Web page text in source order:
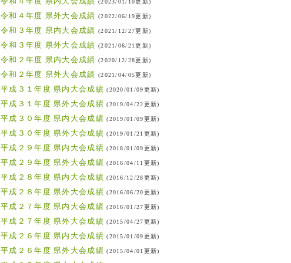
令和４年度 県外大会成績 (2022/06/19更新)
令和３年度 県内大会成績 (2021/12/27更新)
令和３年度 県外大会成績 (2021/06/21更新)
令和２年度 県内大会成績 (2020/12/28更新)
令和２年度 県外大会成績 (2021/04/05更新)
平成３１年度 県内大会成績 (2020/01/09更新)
平成３１年度 県外大会成績 (2019/04/22更新)
平成３０年度 県内大会成績 (2019/01/09更新)
平成３０年度 県外大会成績 (2019/01/21更新)
平成２９年度 県内大会成績 (2018/01/09更新)
平成２９年度 県外大会成績 (2016/04/11更新)
平成２８年度 県内大会成績 (2016/12/28更新)
平成２８年度 県外大会成績 (2016/06/20更新)
平成２７年度 県内大会成績 (2016/01/27更新)
平成２７年度 県外大会成績 (2015/04/27更新)
平成２６年度 県内大会成績 (2015/01/09更新)
平成２６年度 県外大会成績 (2015/04/01更新)